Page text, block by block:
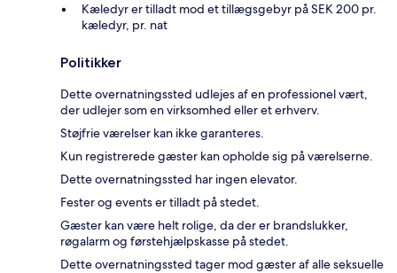
Kæledyr er tilladt mod et tillægsgebyr på SEK 200 pr.
kæledyr, pr. nat
Politikker
Dette overnatningssted udlejes af en professionel vært,
der udlejer som en virksomhed eller et erhverv.
Støjfrie værelser kan ikke garanteres.
Kun registrerede gæster kan opholde sig på værelserne.
Dette overnatningssted har ingen elevator.
Fester og events er tilladt på stedet.
Gæster kan være helt rolige, da der er brandslukker,
røgalarm og førstehjælpskasse på stedet.
Dette overnatningssted tager mod gæster af alle seksuelle